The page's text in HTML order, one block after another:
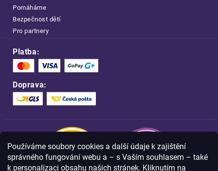
Používáme soubory cookies a další údaje k zajištění
správného fungování webu a – s Vaším souhlasem – také
k personalizaci obsahu našich stránek. Kliknutím na
Pomáháme
Bezpečnost dětí
Pro partnery
Platba:
Doprava: